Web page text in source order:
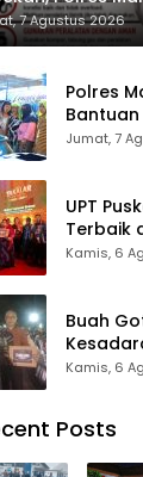
kepada
7 Agustus 2026
Polres
Bantuan
Jumat, 7
UPT
Terbaik
Bukti
Kamis, 6
Buah
Patte’ne
Kamis, 6
Posts